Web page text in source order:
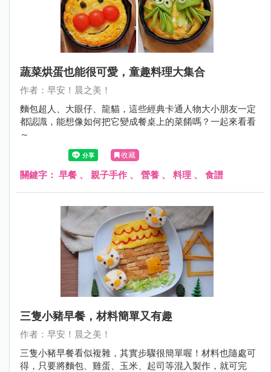
蔬菜烘蛋也能很可愛，童趣料理大集合
作者：早安！晨之美！
麵包超人、大眼仔、龍貓，這些經典卡通人物大小朋友一定
都認識，能想像如何把它變成餐桌上的菜餚嗎？一起來看看
～
收藏
關鍵字： 早餐 、 親子手作 、 營養 、 料理 、 食譜
三隻小豬早餐，材料簡單又有趣
作者：早安！晨之美！
三隻小豬早餐看似複雜，其實步驟很簡單喔！材料也隨處可
得，只要將麵包、雞蛋、玉米、起司等混入製作，就可完